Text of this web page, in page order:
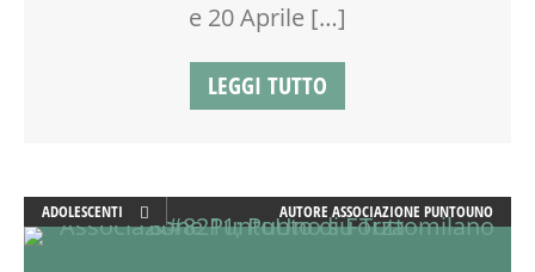
e 20 Aprile […]
LEGGI TUTTO
ADOLESCENTI
ADULTI
AUTORE ASSOCIAZIONE PUNTOUNO